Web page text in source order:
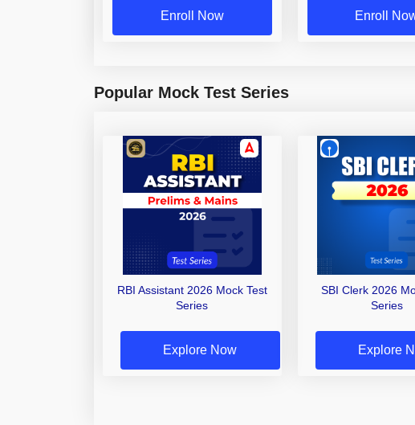
Enroll Now Enroll
Popular Mock Test Series
RBI Assistant 2026 Mock Test
Series
Explore Now
SBI Clerk 2026
Series
Explore